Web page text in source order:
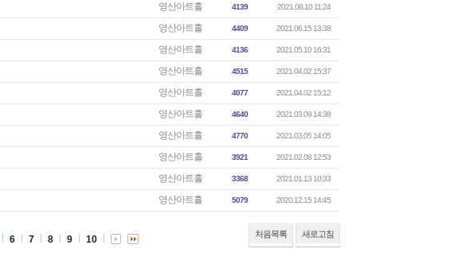
영산아트홀 4139 2021.08.10 11:24
영산아트홀 4409 2021.06.15 13:38
영산아트홀 4136 2021.05.10 16:31
영산아트홀 4515 2021.04.02 15:37
영산아트홀 4077 2021.04.02 15:12
영산아트홀 4640 2021.03.09 14:38
영산아트홀 4770 2021.03.05 14:05
영산아트홀 3921 2021.02.08 12:53
영산아트홀 3368 2021.01.13 10:33
영산아트홀 5079 2020.12.15 14:45
처음목록 새로고침
6 7 8 9 10